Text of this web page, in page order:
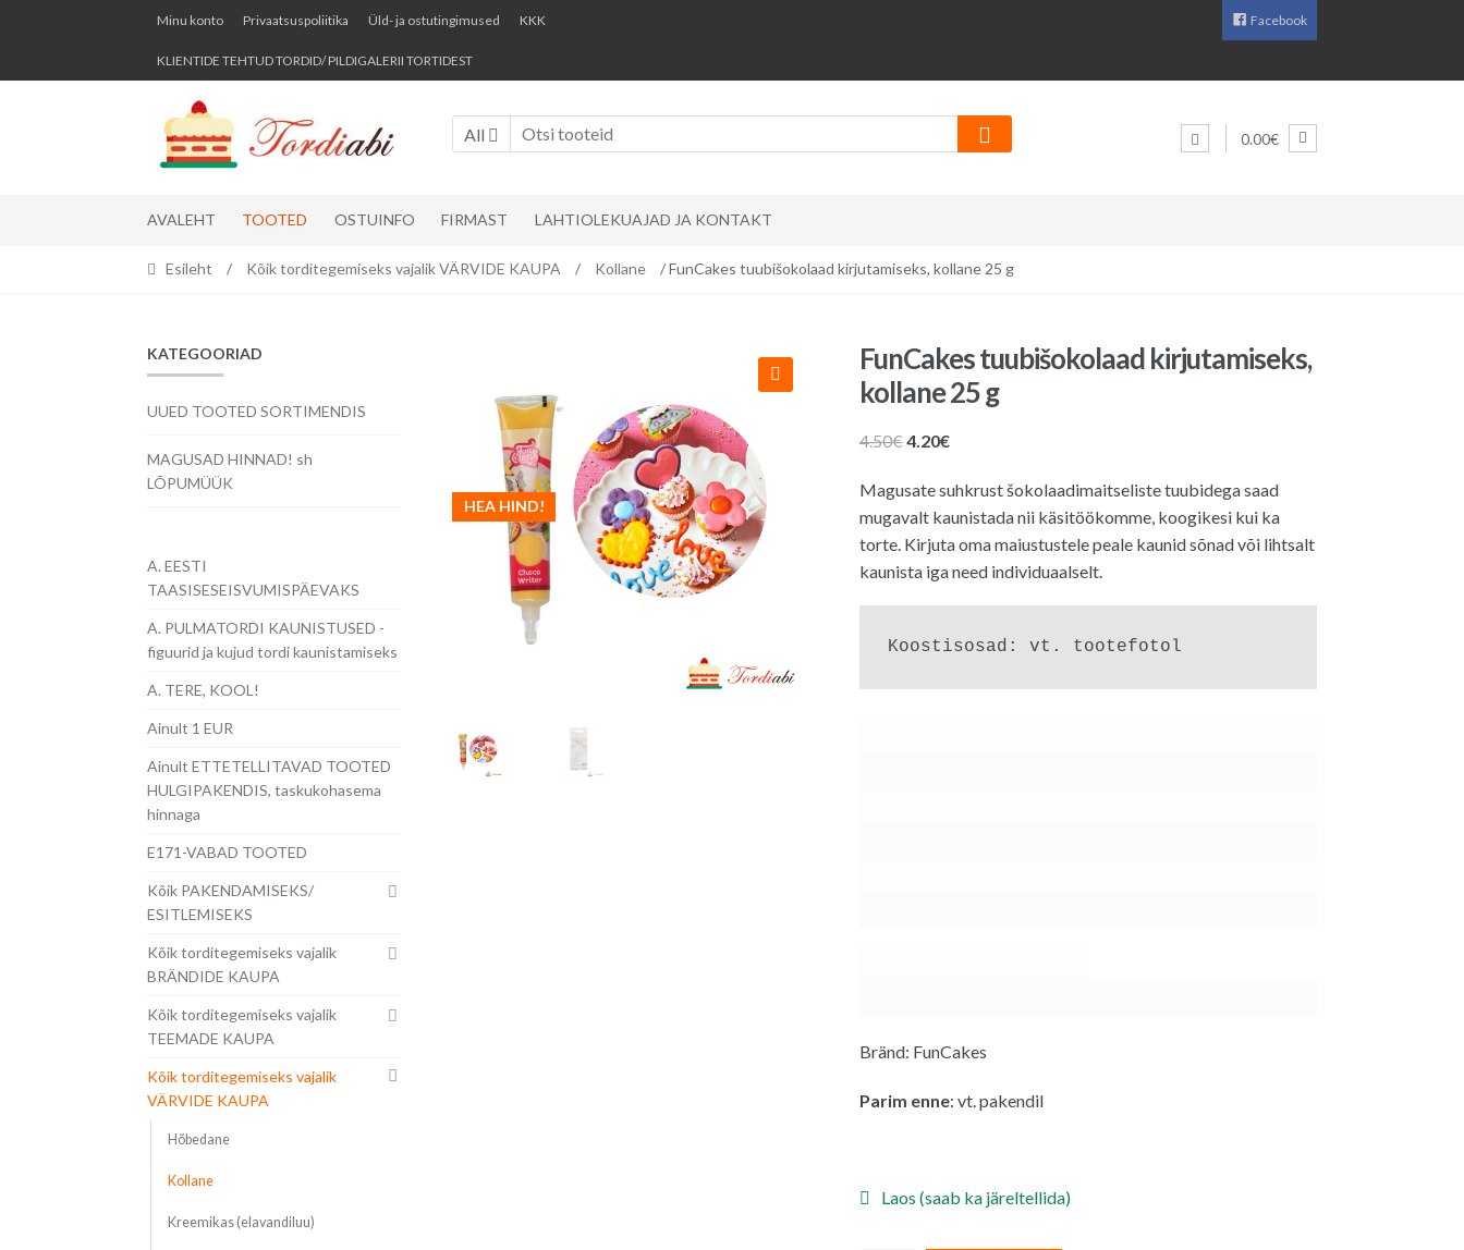
Skip
navigation
Skip
content
Minu konto Privaatsuspoliitika Üld- ja ostutingimused KKK
KLIENTIDE TEHTUD TORDID/ PILDIGALERII TORTIDEST
Facebook
All 0.00€
AVALEHT TOOTED OSTUINFO FIRMAST LAHTIOLEKUAJAD JA KONTAKT
Esileht / Kõik torditegemiseks vajalik VÄRVIDE KAUPA / Kollane / FunCakes tuubišokolaad kirjutamiseks, kollane 25 g
HEA HIND!
FunCakes tuubišokolaad kirjutamiseks,
kollane 25 g
4.50€Algne
oli:
4.50€.
4.20€Praegune
on:
4.20€.
Magusate suhkrust šokolaadimaitseliste tuubidega saad
mugavalt kaunistada nii käsitöökomme, koogikesi kui ka
torte. Kirjuta oma maiustustele peale kaunid sõnad või lihtsalt
kaunista iga need individuaalselt.
Koostisosad: vt. tootefotol
Bränd: FunCakes
Parim enne: vt. pakendil
Laos (saab ka järeltellida)
KATEGOORIAD
UUED TOOTED SORTIMENDIS
MAGUSAD HINNAD! sh
LÕPUMÜÜK
A. EESTI
TAASISESEISVUMISPÄEVAKS
A. PULMATORDI KAUNISTUSED -
figuurid ja kujud tordi kaunistamiseks
A. TERE, KOOL!
Ainult 1 EUR
Ainult ETTETELLITAVAD TOOTED
HULGIPAKENDIS, taskukohasema
hinnaga
E171-VABAD TOOTED
Kõik PAKENDAMISEKS/
ESITLEMISEKS
Kõik torditegemiseks vajalik
BRÄNDIDE KAUPA
Kõik torditegemiseks vajalik
TEEMADE KAUPA
Kõik torditegemiseks vajalik
VÄRVIDE KAUPA
Hõbedane
Kollane
Kreemikas (elavandiluu)